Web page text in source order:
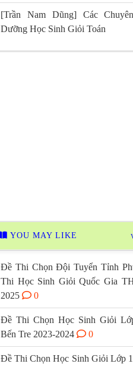
[Trần Nam Dũng] Các
Dưỡng Học Sinh Giỏi Toán
YOU MAY LIKE
Đề Thi Chọn Đội Tuyển Tỉnh
Thi Học Sinh Giỏi Quốc Gia
2025
0
Đề Thi Chọn Học Sinh Giỏi
Bến Tre 2023-2024
0
Đề Thi Chọn Học Sinh Giỏi Lớp